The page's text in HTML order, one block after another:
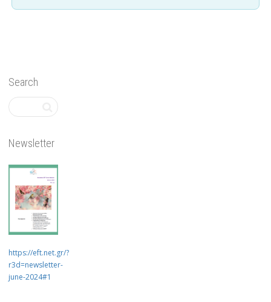
Search
Newsletter
https://eft.net.gr/?
r3d=newsletter-
june-2024#1